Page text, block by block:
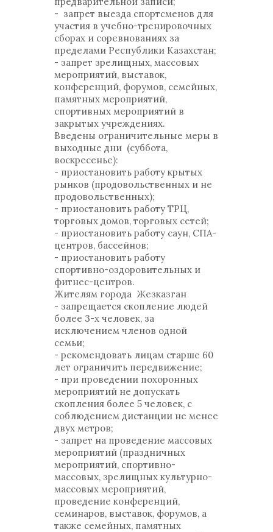
- запрет выезда спортсменов для
участия в учебно-тренировочных
сборах и соревнованиях за
пределами Республики Казахстан;
- запрет зрелищных, массовых
мероприятий, выставок,
конференций, форумов, семейных,
памятных мероприятий,
спортивных мероприятий в
закрытых учреждениях.
Введены ограничительные меры в
выходные дни (суббота,
воскресенье):
- приостановить работу крытых
рынков (продовольственных и не
продовольственных);
- приостановить работу ТРЦ,
торговых домов, торговых сетей;
- приостановить работу саун, СПА-
центров, бассейнов;
- приостановить работу
спортивно-оздоровительных и
фитнес-центров.
Жителям города Жезказган
- запрещается скопление людей
более 3-х человек, за
исключением членов одной
семьи;
- рекомендовать лицам старше 60
лет ограничить передвижение;
- при проведении похоронных
мероприятий не допускать
скопления более 5 человек, с
соблюдением дистанции не менее
двух метров;
- запрет на проведение массовых
мероприятий (праздничных
мероприятий, спортивно-
массовых, зрелищных культурно-
массовых мероприятий,
проведение конференций,
семинаров, выставок, форумов, а
также семейных, памятных